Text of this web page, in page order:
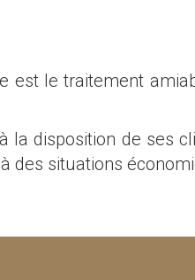
est le traitement
la disposition de ses
des situations